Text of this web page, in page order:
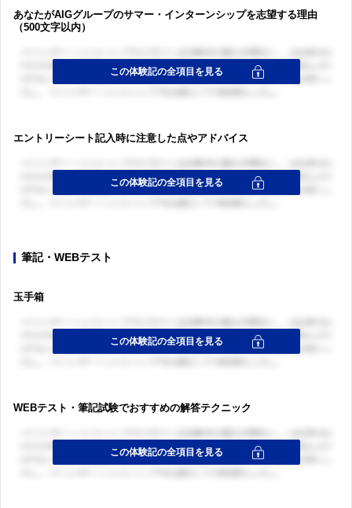
あなたがAIGグループのサマー・インターンシップを志望する理由
（500文字以内）
エントリーシート記入時に注意した点やアドバイス
筆記・WEBテスト
玉手箱
WEBテスト・筆記試験でおすすめの解答テクニック